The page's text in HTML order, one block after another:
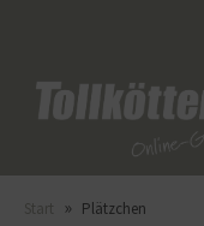
Start » Plätzchen